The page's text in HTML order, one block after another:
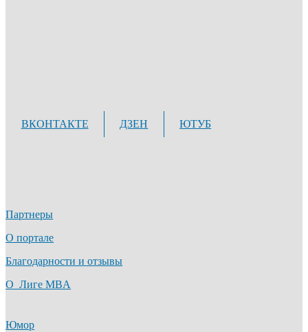
ВКОНТАКТЕ ДЗЕН ЮТУБ
Партнеры
О портале
Благодарности и отзывы
О Лиге MBA
Юмор